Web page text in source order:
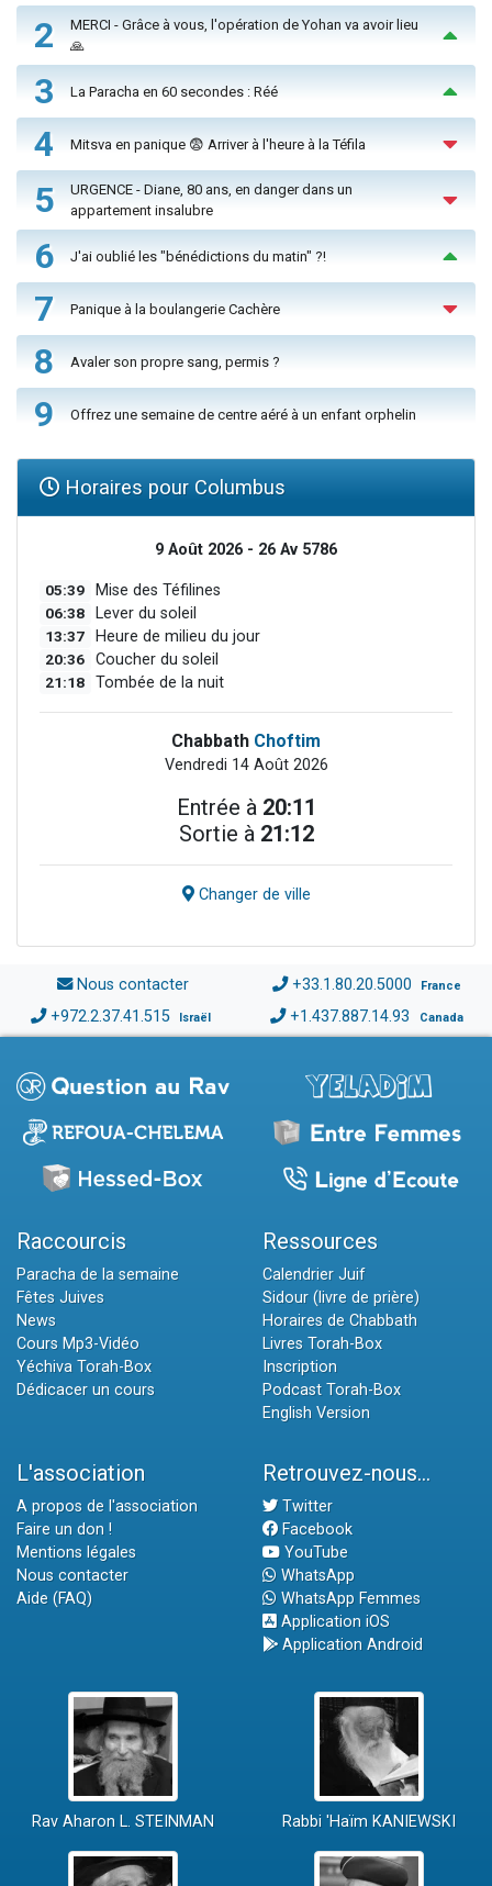
2
MERCI - Grâce à vous, l'opération de Yohan va avoir lieu
🙏
3 La Paracha en 60 secondes : Réé
4 Mitsva en panique 😨 Arriver à l'heure à la Téfila
5
URGENCE - Diane, 80 ans, en danger dans un
appartement insalubre
6 J'ai oublié les "bénédictions du matin" ?!
7 Panique à la boulangerie Cachère
8 Avaler son propre sang, permis ?
9 Offrez une semaine de centre aéré à un enfant orphelin
Horaires pour Columbus
9 Août 2026 - 26 Av 5786
05:39 Mise des Téfilines
06:38 Lever du soleil
13:37 Heure de milieu du jour
20:36 Coucher du soleil
21:18 Tombée de la nuit
Chabbath Choftim
Vendredi 14 Août 2026
Entrée à 20:11
Sortie à 21:12
Changer de ville
Nous contacter +33.1.80.20.5000 France
+972.2.37.41.515 Israël +1.437.887.14.93 Canada
Raccourcis
Paracha de la semaine
Fêtes Juives
News
Cours Mp3-Vidéo
Yéchiva Torah-Box
Dédicacer un cours
Ressources
Calendrier Juif
Sidour (livre de prière)
Horaires de Chabbath
Livres Torah-Box
Inscription
Podcast Torah-Box
English Version
L'association
A propos de l'association
Faire un don !
Mentions légales
Nous contacter
Aide (FAQ)
Retrouvez-nous...
Twitter
Facebook
YouTube
WhatsApp
WhatsApp Femmes
Application iOS
Application Android
Rav Aharon L. STEINMAN Rabbi 'Haïm KANIEWSKI